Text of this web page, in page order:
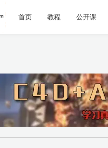
首页 教程 公开课